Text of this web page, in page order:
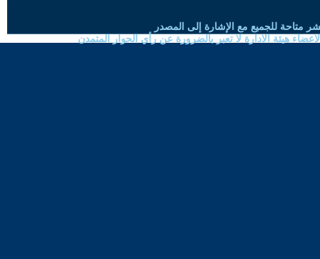
متاحة للجميع مع الإشارة إلى المصدر
هيئة الادارة لا تعبر بالضرورة عن رأي الحوار المتمدن